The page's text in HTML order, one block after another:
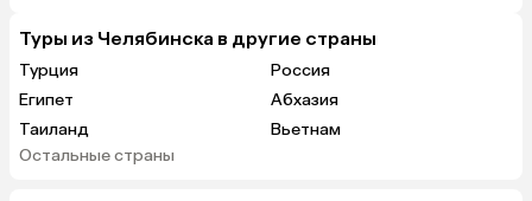
Туры из Челябинска в другие страны
Турция
Россия
Египет
Абхазия
Таиланд
Вьетнам
ОАЭ
Остальные страны